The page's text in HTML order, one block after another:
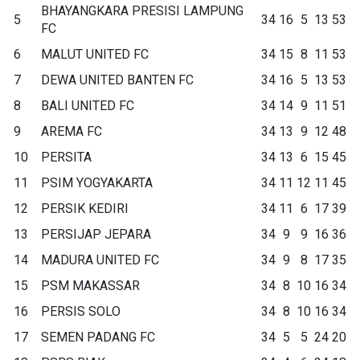
5
BHAYANGKARA PRESISI LAMPUNG
FC
34 16 5 13 53
6 MALUT UNITED FC 34 15 8 11 53
7
DEWA UNITED BANTEN FC 34 16 5 13 53
8
BALI UNITED FC 34 14 9 11 51
9
AREMA FC 34 13 9 12 48
10
PERSITA 34 13 6 15 45
11
PSIM YOGYAKARTA 34 11 12 11 45
12
PERSIK KEDIRI 34 11 6 17 39
13
PERSIJAP JEPARA 34 9 9 16 36
14
MADURA UNITED FC 34 9 8 17 35
15
PSM MAKASSAR 34 8 10 16 34
16
PERSIS SOLO 34 8 10 16 34
17
SEMEN PADANG FC 34 5 5 24 20